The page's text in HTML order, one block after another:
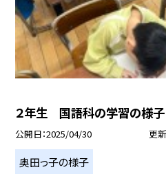
２年生 国語科の学習の様子：
公開日 2025/04/30 更
奥田っ子の様子